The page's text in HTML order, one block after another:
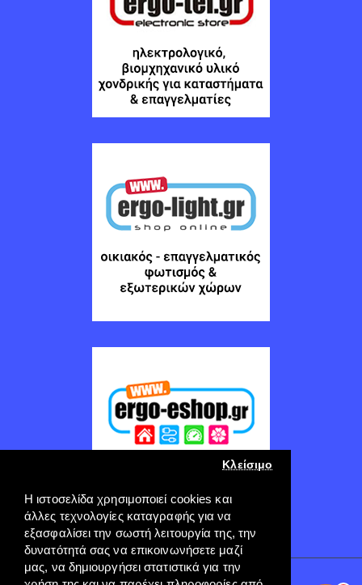
Η ιστοσελίδα χρησιμοποιεί cookies και
άλλες τεχνολογίες καταγραφής για να
εξασφαλίσει την σωστή λειτουργία της, την
δυνατότητά σας να επικοινωνήσετε μαζί
μας, να δημιουργήσει στατιστικά για την
Κλείσιμο